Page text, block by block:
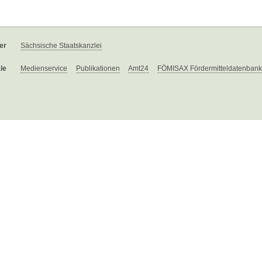
Sächsische Staatskanzlei
Medienservice Publikationen Amt24 FÖMISAX Fördermitteldatenbank